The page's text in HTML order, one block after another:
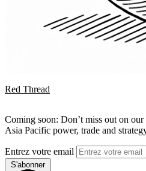
Red Thread
Coming soon: Don’t miss out on
Asia Pacific power, trade and
Entrez votre email
S'abonner